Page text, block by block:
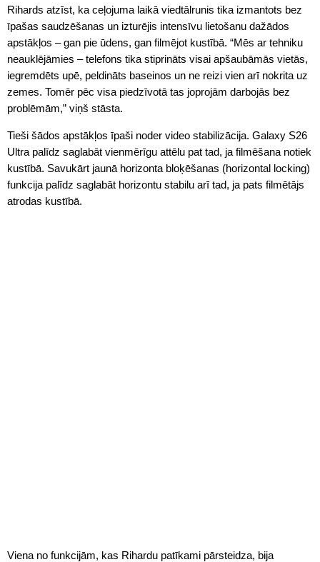
Rihards atzīst, ka ceļojuma laikā viedtālrunis tika izmantots bez
īpašas saudzēšanas un izturējis intensīvu lietošanu dažādos
apstākļos – gan pie ūdens, gan filmējot kustībā. “Mēs ar tehniku
neauklējāmies – telefons tika stiprināts visai apšaubāmās vietās,
iegremdēts upē, peldināts baseinos un ne reizi vien arī nokrita uz
zemes. Tomēr pēc visa piedzīvotā tas joprojām darbojās bez
problēmām,” viņš stāsta.
Tieši šādos apstākļos īpaši noder video stabilizācija. Galaxy S26
Ultra palīdz saglabāt vienmērīgu attēlu pat tad, ja filmēšana notiek
kustībā. Savukārt jaunā horizonta bloķēšanas (horizontal locking)
funkcija palīdz saglabāt horizontu stabilu arī tad, ja pats filmētājs
atrodas kustībā.
Viena no funkcijām, kas Rihardu patīkami pārsteidza, bija